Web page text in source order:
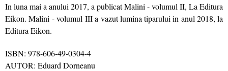
In luna mai a anului 2017, a publicat Malini - volumul II, La Editura
Eikon. Malini - volumul III a vazut lumina tiparului in anul 2018, la
Editura Eikon.
ISBN: 978-606-49-0304-4
AUTOR: Eduard Dorneanu